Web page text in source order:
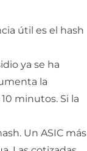
útil es el hash
ya se ha
la
minutos. Si la
Un ASIC más